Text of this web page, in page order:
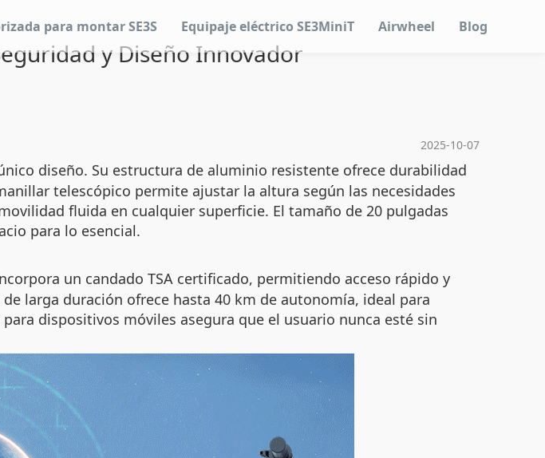
para montar SE3S Equipaje eléctrico SE3MiniT Airwheel Blog
y Diseño Innovador
2025-10-07
diseño. Su estructura de aluminio resistente ofrece durabilidad
telescópico permite ajustar la altura según las necesidades
fluida en cualquier superficie. El tamaño de 20 pulgadas
para lo esencial.
un candado TSA certificado, permitiendo acceso rápido y
larga duración ofrece hasta 40 km de autonomía, ideal para
dispositivos móviles asegura que el usuario nunca esté sin